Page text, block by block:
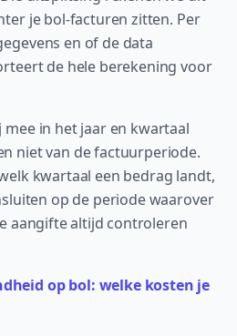
je bol-facturen zitten. Per
en of de data
de hele berekening voor
in het jaar en kwartaal
niet van de factuurperiode.
kwartaal een bedrag landt,
op de periode waarover
aangifte altijd controleren
op bol: welke kosten je